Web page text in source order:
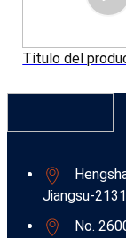
Título del
Jiangsu-
No.